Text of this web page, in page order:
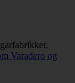
Varadero og